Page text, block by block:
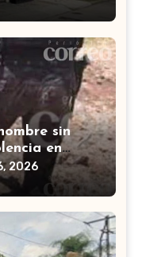
sin
en
2026